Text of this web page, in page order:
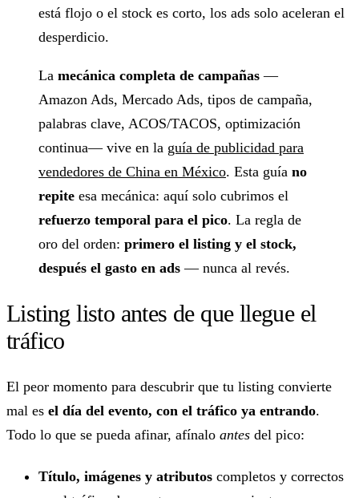
está flojo o el stock es corto, los ads solo aceleran el
desperdicio.
La mecánica completa de campañas —
Amazon Ads, Mercado Ads, tipos de campaña,
palabras clave, ACOS/TACOS, optimización
continua— vive en la guía de publicidad para
vendedores de China en México. Esta guía no
repite esa mecánica: aquí solo cubrimos el
refuerzo temporal para el pico. La regla de
oro del orden: primero el listing y el stock,
después el gasto en ads — nunca al revés.
Listing listo antes de que llegue el
tráfico
El peor momento para descubrir que tu listing convierte
mal es el día del evento, con el tráfico ya entrando.
Todo lo que se pueda afinar, afínalo antes del pico:
Título, imágenes y atributos completos y correctos